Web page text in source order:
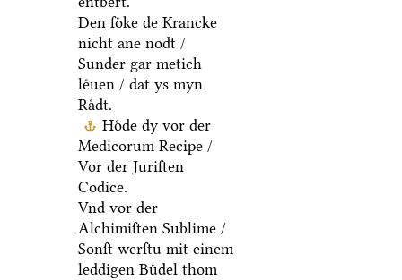
Den ſoͤke de Krancke
nicht ane nodt /
Sunder gar metich
leͤuen / dat ys myn
Raͤdt.
Hoͤde dy vor der
Medicorum Recipe /
Vor der Juriſten
Codice.
Vnd vor der
Alchimiſten Sublime /
Sonſt werſtu mit einem
leddigen Buͤdel thom